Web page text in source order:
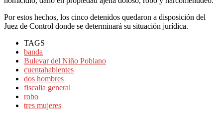
Por estos hechos, los cinco detenidos quedaron a disposición del
Juez de Control donde se determinará su situación jurídica.
TAGS
banda
Bulevar del Niño Poblano
cuentahabientes
dos hombres
fiscalia general
robo
tres mujeres